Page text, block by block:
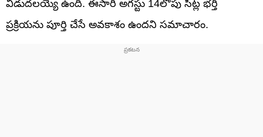
విడుదలయ్యే ఉంది. ఈసారి అగస్టు 14లోపు సీట్ల భర్తీ
ప్రక్రియను పూర్తి చేసే అవకాశం ఉందని సమాచారం.